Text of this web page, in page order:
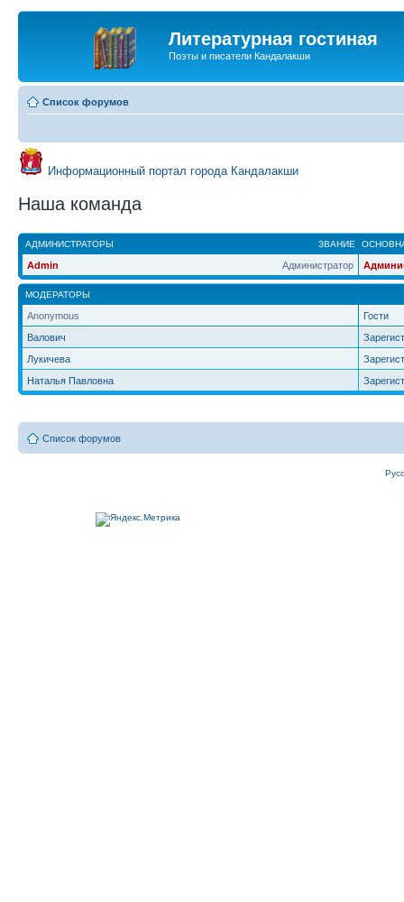
Литературная гостиная
Поэты и писатели Кандалакши
Список форумов
Информационный портал города Кандалакши
Наша команда
ЗВАНИЕ
АДМИНИСТРАТОРЫ
Администратор
Admin
МОДЕРАТОРЫ
Anonymous
Гости
Валович
Лукичева
Наталья Павловна
Список форумов